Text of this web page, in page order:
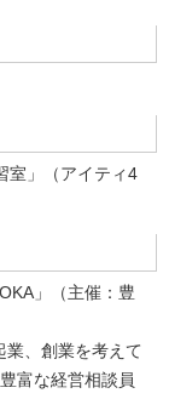
室」（アイティ4
」（主催：豊
、創業を考えて
富な経営相談員